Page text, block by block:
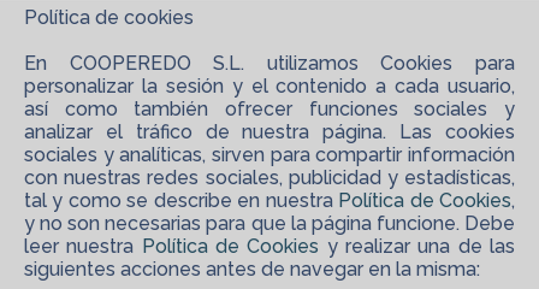
Política de cookies
En COOPEREDO S.L. utilizamos Cookies para
personalizar la sesión y el contenido a cada usuario,
así como también ofrecer funciones sociales y
analizar el tráfico de nuestra página. Las cookies
sociales y analíticas, sirven para compartir información
con nuestras redes sociales, publicidad y estadísticas,
tal y como se describe en nuestra Política de Cookies,
y no son necesarias para que la página funcione. Debe
leer nuestra Política de Cookies y realizar una de las
siguientes acciones antes de navegar en la misma: